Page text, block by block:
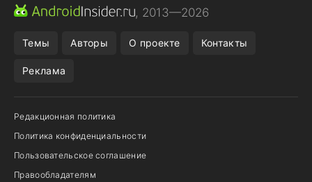
CHROME БРАУЗЕР
, 2013—2026
Темы Авторы О проекте Контакты
Реклама
Редакционная политика
Политика конфиденциальности
Пользовательское соглашение
Правообладателям